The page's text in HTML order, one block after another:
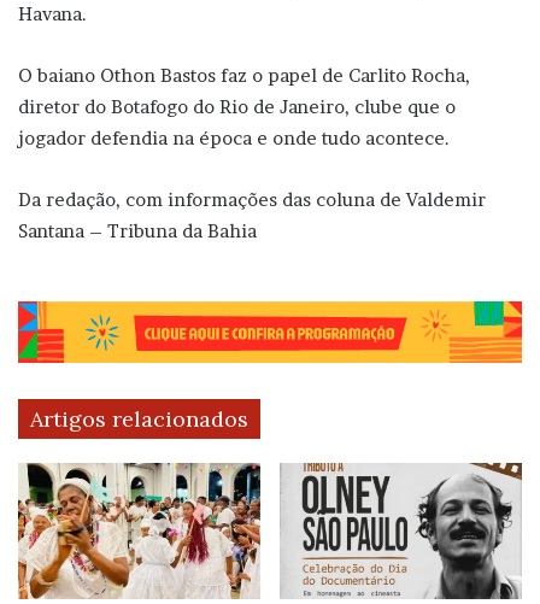
Havana.
O baiano Othon Bastos faz o papel de Carlito Rocha,
diretor do Botafogo do Rio de Janeiro, clube que o
jogador defendia na época e onde tudo acontece.
Da redação, com informações das coluna de Valdemir
Santana – Tribuna da Bahia
Artigos relacionados